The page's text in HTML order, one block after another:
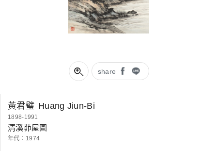
share
黃君璧 Huang Jiun-Bi
1898-1991
清溪茆屋圖
年代：1974